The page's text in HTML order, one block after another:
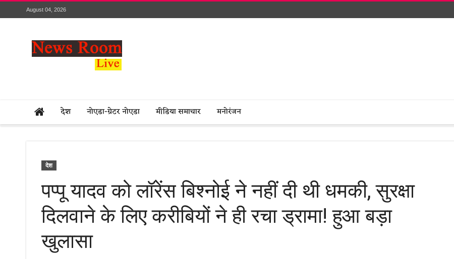
August 04, 2026
देश नोएडा-ग्रेटर नोएडा मीडिया समाचार मनोरंजन
देश
पप्पू यादव को लॉरेंस बिश्नोई ने नहीं दी थी धमकी, सुरक्षा
दिलवाने के लिए करीबियों ने ही रचा ड्रामा! हुआ बड़ा
खुलासा